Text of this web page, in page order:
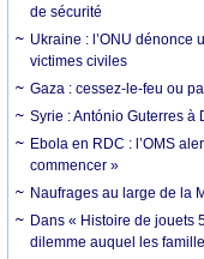
de sécurité
Ukraine : l’ONU dénonce
victimes civiles
Gaza : cessez-le-feu ou
Syrie : António Guterres à
Ebola en RDC : l’OMS
commencer »
Naufrages au large de la
Dans « Histoire de jouets
dilemme auquel les